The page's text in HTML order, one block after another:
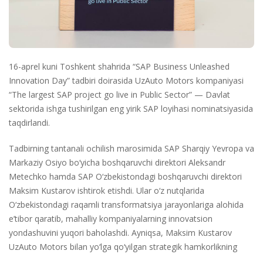
16-aprel kuni Toshkent shahrida “SAP Business Unleashed
Innovation Day” tadbiri doirasida UzAuto Motors kompaniyasi
“The largest SAP project go live in Public Sector” — Davlat
sektorida ishga tushirilgan eng yirik SAP loyihasi nominatsiyasida
taqdirlandi.
Tadbirning tantanali ochilish marosimida SAP Sharqiy Yevropa va
Markaziy Osiyo bo‘yicha boshqaruvchi direktori Aleksandr
Metechko hamda SAP O‘zbekistondagi boshqaruvchi direktori
Maksim Kustarov ishtirok etishdi. Ular o‘z nutqlarida
O‘zbekistondagi raqamli transformatsiya jarayonlariga alohida
e’tibor qaratib, mahalliy kompaniyalarning innovatsion
yondashuvini yuqori baholashdi. Ayniqsa, Maksim Kustarov
UzAuto Motors bilan yo‘lga qo‘yilgan strategik hamkorlikning